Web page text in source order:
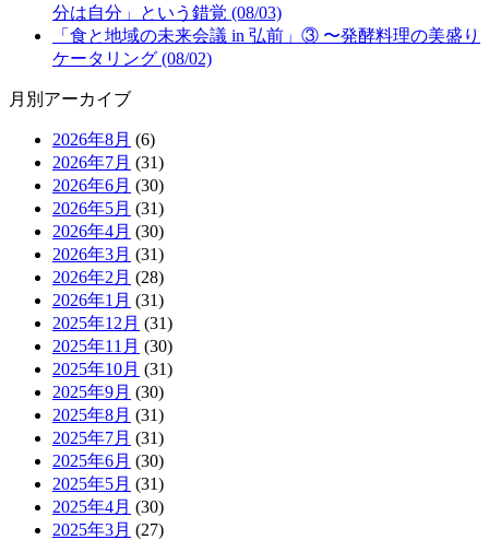
分は自分」という錯覚 (08/03)
「食と地域の未来会議 in 弘前」③ 〜発酵料理の美盛り
ケータリング (08/02)
月別アーカイブ
2026年8月 (6)
2026年7月 (31)
2026年6月 (30)
2026年5月 (31)
2026年4月 (30)
2026年3月 (31)
2026年2月 (28)
2026年1月 (31)
2025年12月 (31)
2025年11月 (30)
2025年10月 (31)
2025年9月 (30)
2025年8月 (31)
2025年7月 (31)
2025年6月 (30)
2025年5月 (31)
2025年4月 (30)
2025年3月 (27)